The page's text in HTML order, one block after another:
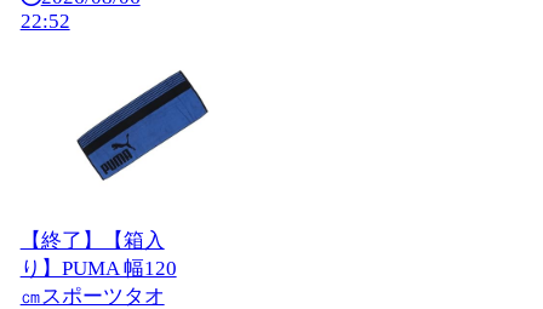
22:52
【終了】【箱入
り】PUMA 幅120
㎝スポーツタオ